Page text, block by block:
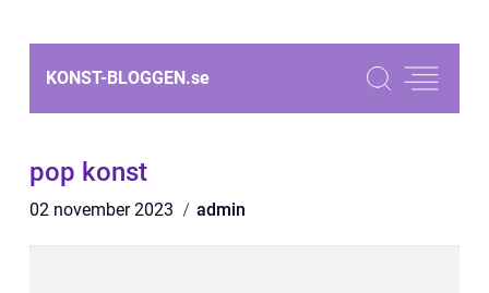
KONST-BLOGGEN.se
pop konst
02 november 2023 admin